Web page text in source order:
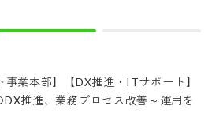
事業本部】【DX推進・ITサポート】
DX推進、業務プロセス改善～運用を